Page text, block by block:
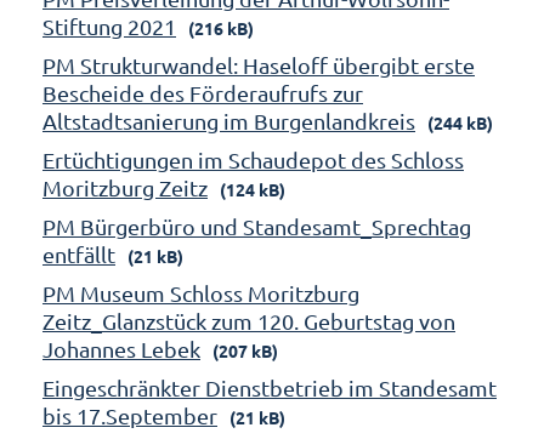
Stiftung 2021
(216 kB)
PM Strukturwandel: Haseloff übergibt erste
Bescheide des Förderaufrufs zur
Altstadtsanierung im Burgenlandkreis
(244 kB)
Ertüchtigungen im Schaudepot des Schloss
Moritzburg Zeitz
(124 kB)
PM Bürgerbüro und Standesamt_Sprechtag
entfällt
(21 kB)
PM Museum Schloss Moritzburg
Zeitz_Glanzstück zum 120. Geburtstag von
Johannes Lebek
(207 kB)
Eingeschränkter Dienstbetrieb im Standesamt
bis 17.September
(21 kB)